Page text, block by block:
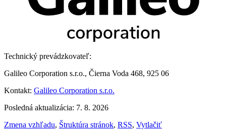
Technický prevádzkovateľ:
Galileo Corporation s.r.o., Čierna Voda 468, 925 06
Kontakt: Galileo Corporation s.r.o.
Posledná aktualizácia: 7. 8. 2026
Zmena vzhľadu, Štruktúra stránok, RSS, Vytlačiť